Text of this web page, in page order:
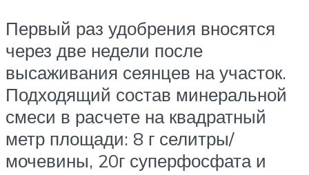
Первый раз удобрения вносятся
через две недели после
высаживания сеянцев на участок.
Подходящий состав минеральной
смеси в расчете на квадратный
метр площади: 8 г селитры/
мочевины, 20г суперфосфата и